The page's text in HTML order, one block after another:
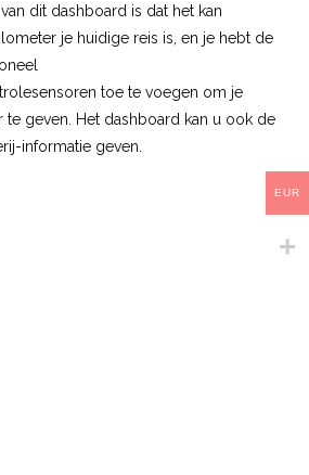
dit dashboard is dat het kan
je huidige reis is, en je hebt de
toe te voegen om je
te geven. Het dashboard kan u ook de
informatie geven.
EUR